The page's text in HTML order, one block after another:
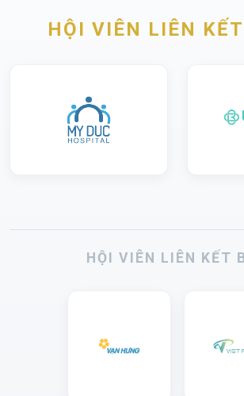
HỘI VIÊN LIÊN
HỘI VIÊN LIÊN KẾT